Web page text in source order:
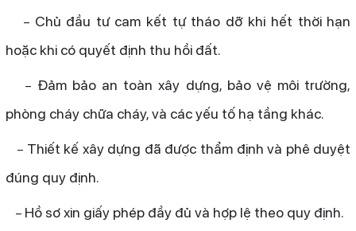
– Chủ đầu tư cam kết tự tháo dỡ khi hết thời hạn
hoặc khi có quyết định thu hồi đất.
– Đảm bảo an toàn xây dựng, bảo vệ môi trường,
phòng cháy chữa cháy, và các yếu tố hạ tầng khác.
– Thiết kế xây dựng đã được thẩm định và phê duyệt
đúng quy định.
– Hồ sơ xin giấy phép đầy đủ và hợp lệ theo quy định.